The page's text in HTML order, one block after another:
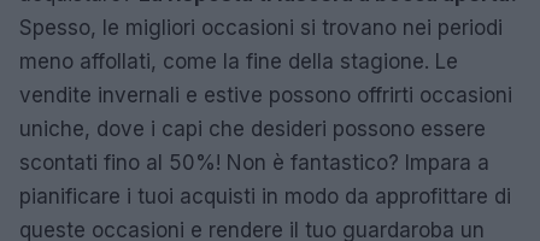
Spesso, le migliori occasioni si trovano nei periodi
meno affollati, come la fine della stagione. Le
vendite invernali e estive possono offrirti occasioni
uniche, dove i capi che desideri possono essere
scontati fino al 50%! Non è fantastico? Impara a
pianificare i tuoi acquisti in modo da approfittare di
queste occasioni e rendere il tuo guardaroba un